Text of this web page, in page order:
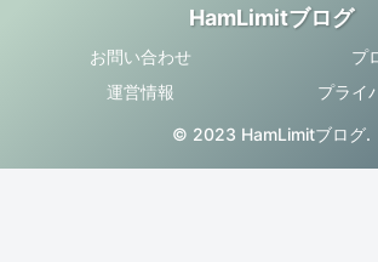
HamLimitブログ
お問い合わせ
プ
運営情報
プライ
© 2023 HamLimitブログ.